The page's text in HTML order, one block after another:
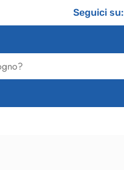
Seguici su: